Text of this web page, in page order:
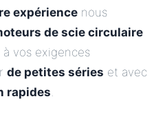
expérience nous
de scie circulaire
vos exigences
de petites séries et avec
rapides.